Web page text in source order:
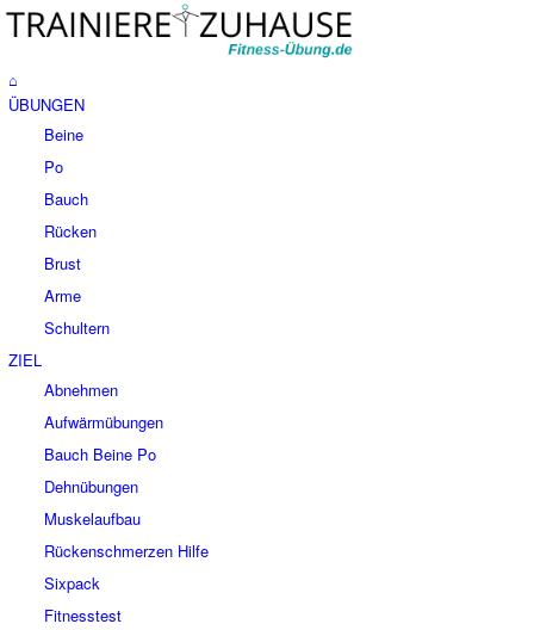
⌂
ÜBUNGEN
Beine
Po
Bauch
Rücken
Brust
Arme
Schultern
ZIEL
Abnehmen
Aufwärmübungen
Bauch Beine Po
Dehnübungen
Muskelaufbau
Rückenschmerzen Hilfe
Sixpack
Fitnesstest